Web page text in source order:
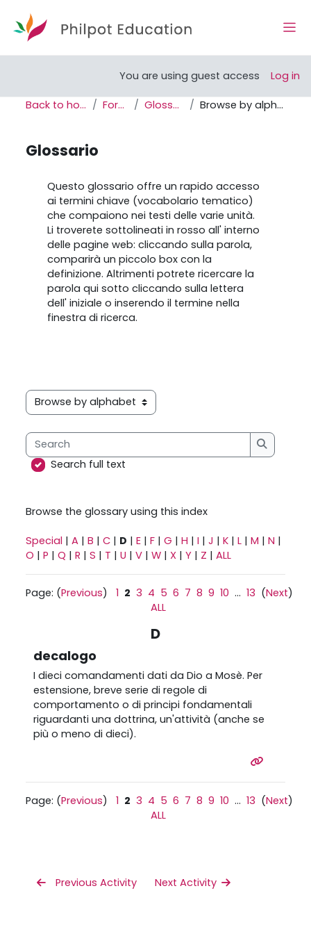
You are using guest access Log in
Back to home Forum Glossario Browse by alphabet
Glossario
Questo glossario offre un rapido accesso
ai termini chiave (vocabolario tematico)
che compaiono nei testi delle varie unità.
Li troverete sottolineati in rosso all' interno
delle pagine web: cliccando sulla parola,
comparirà un piccolo box con la
definizione. Altrimenti potrete ricercare la
parola qui sotto cliccando sulla lettera
dell' iniziale o inserendo il termine nella
finestra di ricerca.
Browse the glossary using this index
Search
Search
Search full text
Browse the glossary using this index
Special |A |B |C | D |E |F |G |H |I |J |K |L |M |N |
O |P |Q |R |S | T |U |V |W | X |Y | Z |ALL
Page: (Previous)1 2 3 4 5 6 7 8 9 10 ...13 (Next)
ALL
D
decalogo
I dieci comandamenti dati da Dio a Mosè. Per
estensione, breve serie di regole di
comportamento o di principi fondamentali
riguardanti una dottrina, un'attività (anche se
più o meno di dieci).
Page: (Previous)1 2 3 4 5 6 7 8 9 10 ...13 (Next)
ALL
Previous Activity Next Activity